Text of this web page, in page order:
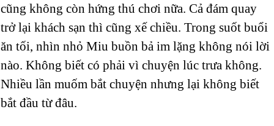
cũng không còn hứng thú chơi nữa. Cả đám quay
trở lại khách sạn thì cũng xế chiều. Trong suốt buổi
ăn tối, nhìn nhỏ Miu buồn bả im lặng không nói lời
nào. Không biết có phải vì chuyện lúc trưa không.
Nhiều lần muốm bắt chuyện nhưng lại không biết
bắt đầu từ đâu.